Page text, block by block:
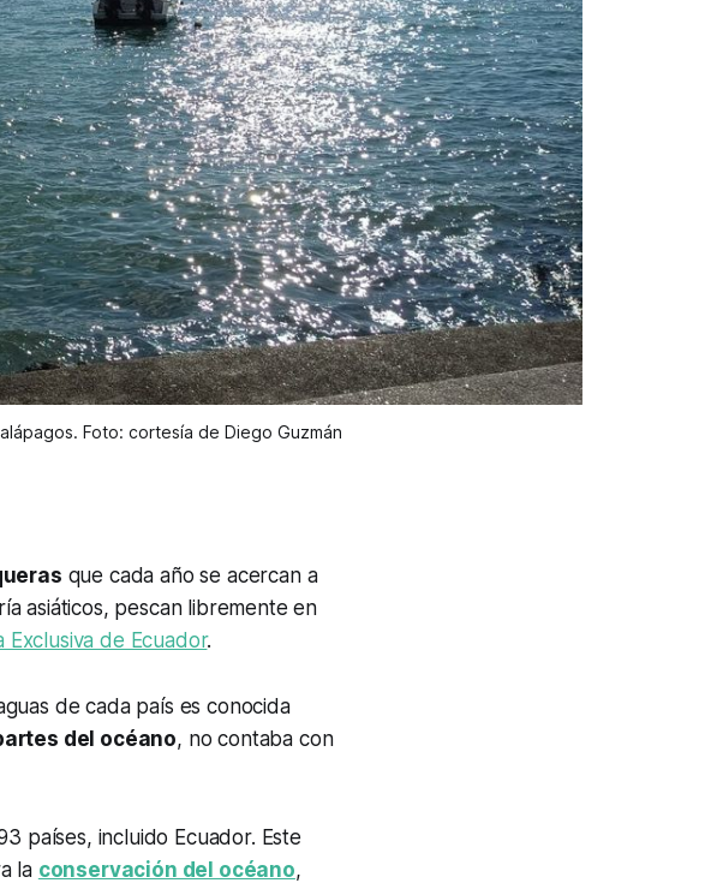
Foto: cortesía de Diego Guzmán
que cada año se acercan a
asiáticos, pescan libremente en
Exclusiva de Ecuador.
de cada país es conocida
del océano, no contaba con
países, incluido Ecuador. Este
la conservación del océano,